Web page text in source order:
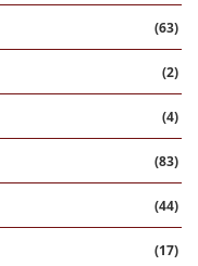
(63)
(2)
(4)
(83)
(44)
(17)